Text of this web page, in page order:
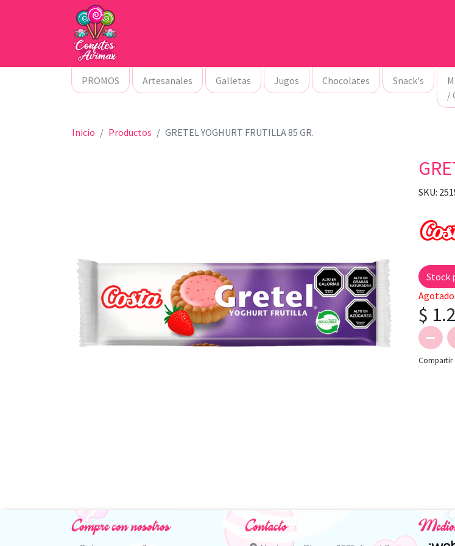
PROMOS Artesanales Galletas Jugos Chocolates Snack's
/
Inicio Productos GRETEL YOGHURT FRUTILLA 85 GR.
SKU:
Stock
Agotado.
$
Compartir
Compre con nosotros Contacto